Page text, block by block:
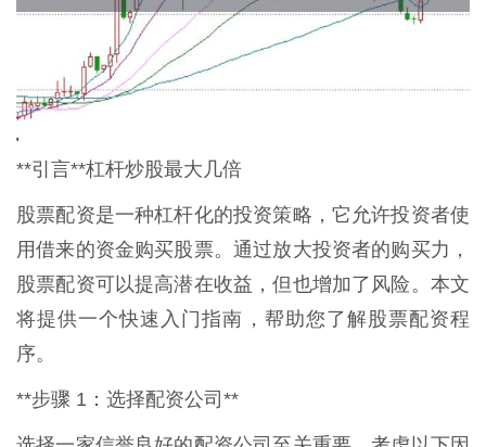
**引言**杠杆炒股最大几倍
股票配资是一种杠杆化的投资策略，它允许投资者使
用借来的资金购买股票。通过放大投资者的购买力，
股票配资可以提高潜在收益，但也增加了风险。本文
将提供一个快速入门指南，帮助您了解股票配资程
序。
**步骤 1：选择配资公司**